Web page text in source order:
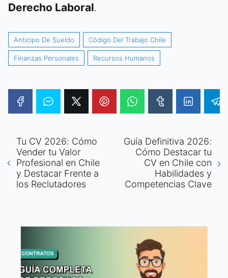
Derecho Laboral.
Anticipo De Sueldo Código Del Trabajo Chile
Finanzas Personales Recursos Humanos
Tu CV 2026: Cómo
Vender tu Valor
Profesional en Chile
y Destacar Frente a
los Reclutadores
Guía Definitiva 2026:
Cómo Destacar tu
CV en Chile con
Habilidades y
Competencias Clave